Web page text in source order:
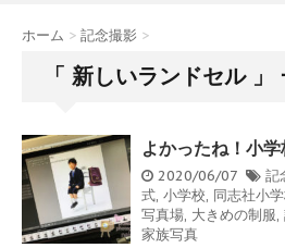
ホーム > 記念撮影 >
「 新しいランドセル 」
よかったね！小
2020/06/07 記
式, 小学校, 同志社小
写真場, 大きめの制服,
家族写真